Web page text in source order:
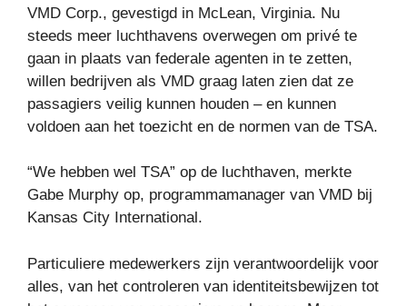
VMD Corp., gevestigd in McLean, Virginia. Nu
steeds meer luchthavens overwegen om privé te
gaan in plaats van federale agenten in te zetten,
willen bedrijven als VMD graag laten zien dat ze
passagiers veilig kunnen houden – en kunnen
voldoen aan het toezicht en de normen van de TSA.
“We hebben wel TSA” op de luchthaven, merkte
Gabe Murphy op, programmamanager van VMD bij
Kansas City International.
Particuliere medewerkers zijn verantwoordelijk voor
alles, van het controleren van identiteitsbewijzen tot